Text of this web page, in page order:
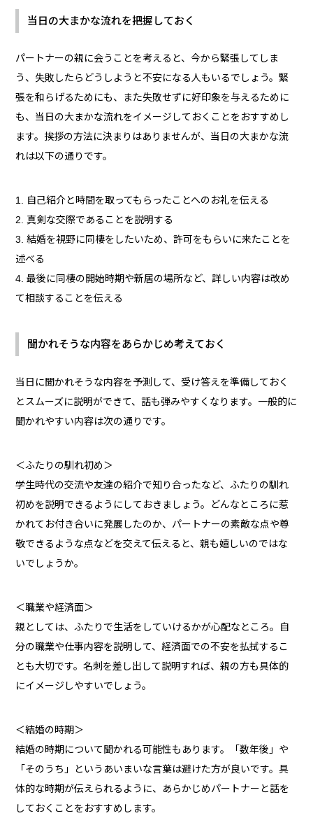
当日の大まかな流れを把握しておく
パートナーの親に会うことを考えると、今から緊張してしま
う、失敗したらどうしようと不安になる人もいるでしょう。緊
張を和らげるためにも、また失敗せずに好印象を与えるために
も、当日の大まかな流れをイメージしておくことをおすすめし
ます。挨拶の方法に決まりはありませんが、当日の大まかな流
れは以下の通りです。
自己紹介と時間を取ってもらったことへのお礼を伝える
真剣な交際であることを説明する
結婚を視野に同棲をしたいため、許可をもらいに来たことを
述べる
最後に同棲の開始時期や新居の場所など、詳しい内容は改め
て相談することを伝える
聞かれそうな内容をあらかじめ考えておく
当日に聞かれそうな内容を予測して、受け答えを準備しておく
とスムーズに説明ができて、話も弾みやすくなります。一般的に
聞かれやすい内容は次の通りです。
＜ふたりの馴れ初め＞
学生時代の交流や友達の紹介で知り合ったなど、ふたりの馴れ
初めを説明できるようにしておきましょう。どんなところに惹
かれてお付き合いに発展したのか、パートナーの素敵な点や尊
敬できるような点などを交えて伝えると、親も嬉しいのではな
いでしょうか。
＜職業や経済面＞
親としては、ふたりで生活をしていけるかが心配なところ。自
分の職業や仕事内容を説明して、経済面での不安を払拭するこ
とも大切です。名刺を差し出して説明すれば、親の方も具体的
にイメージしやすいでしょう。
＜結婚の時期＞
結婚の時期について聞かれる可能性もあります。「数年後」や
「そのうち」というあいまいな言葉は避けた方が良いです。具
体的な時期が伝えられるように、あらかじめパートナーと話を
しておくことをおすすめします。